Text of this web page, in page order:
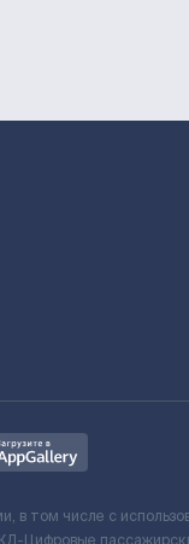
в том числе с